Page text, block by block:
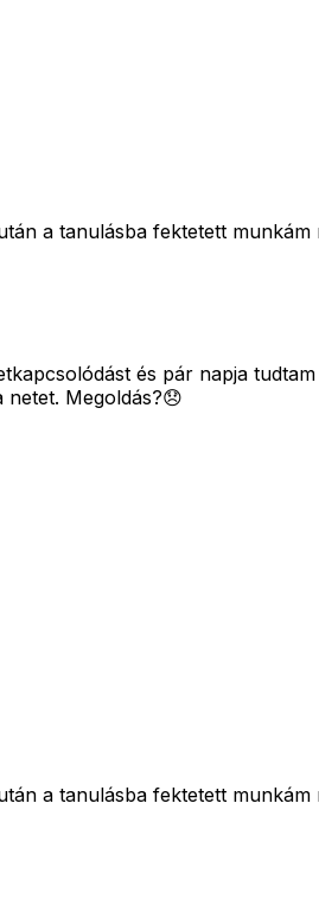
a tanulásba fektetett
és pár napja
Megoldás?😞
a tanulásba fektetett